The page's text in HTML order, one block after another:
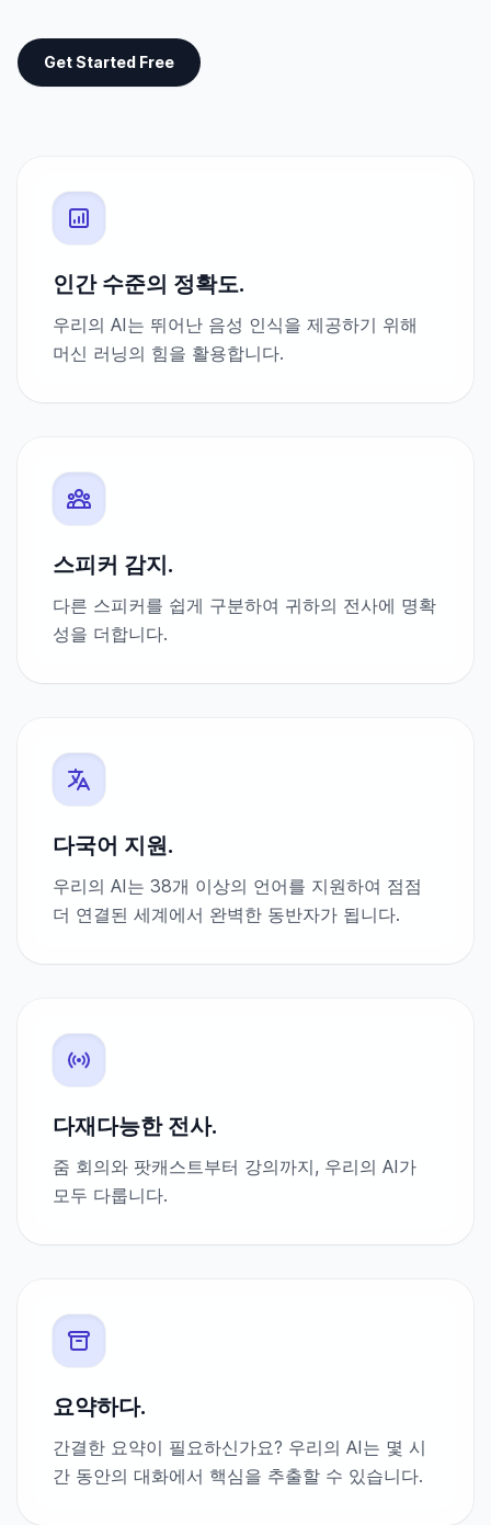
Get Started Free
인간 수준의 정확도.
우리의 AI는 뛰어난 음성 인식을 제공하기 위해
머신 러닝의 힘을 활용합니다.
스피커 감지.
다른 스피커를 쉽게 구분하여 귀하의 전사에 명확
성을 더합니다.
다국어 지원.
우리의 AI는 38개 이상의 언어를 지원하여 점점
더 연결된 세계에서 완벽한 동반자가 됩니다.
다재다능한 전사.
줌 회의와 팟캐스트부터 강의까지, 우리의 AI가
모두 다룹니다.
요약하다.
간결한 요약이 필요하신가요? 우리의 AI는 몇 시
간 동안의 대화에서 핵심을 추출할 수 있습니다.